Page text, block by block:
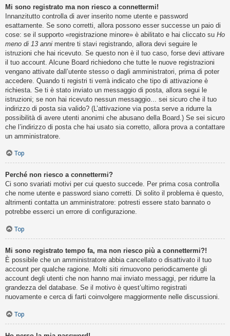
Mi sono registrato ma non riesco a connettermi!
Innanzitutto controlla di aver inserito nome utente e password
esattamente. Se sono corretti, allora possono esser successe un paio di
cose: se il supporto «registrazione minore» è abilitato e hai cliccato su Ho
meno di 13 anni mentre ti stavi registrando, allora devi seguire le
istruzioni che hai ricevuto. Se questo non è il tuo caso, forse devi attivare
il tuo account. Alcune Board richiedono che tutte le nuove registrazioni
vengano attivate dall’utente stesso o dagli amministratori, prima di poter
accedere. Quando ti registri ti verrà indicato che tipo di attivazione è
richiesta. Se ti è stato inviato un messaggio di posta, allora segui le
istruzioni; se non hai ricevuto nessun messaggio... sei sicuro che il tuo
indirizzo di posta sia valido? (L’attivazione via posta serve a ridurre la
possibilità di avere utenti anonimi che abusano della Board.) Se sei sicuro
che l’indirizzo di posta che hai usato sia corretto, allora prova a contattare
un amministratore.
Top
Perché non riesco a connettermi?
Ci sono svariati motivi per cui questo succede. Per prima cosa controlla
che nome utente e password siano corretti. Di solito il problema è questo,
altrimenti contatta un amministratore: potresti essere stato bannato o
potrebbe esserci un errore di configurazione.
Top
Mi sono registrato tempo fa, ma non riesco più a connettermi?!
È possibile che un amministratore abbia cancellato o disattivato il tuo
account per qualche ragione. Molti siti rimuovono periodicamente gli
account degli utenti che non hanno mai inviato messaggi, per ridurre la
grandezza del database. Se il motivo è quest’ultimo registrati
nuovamente e cerca di farti coinvolgere maggiormente nelle discussioni.
Top